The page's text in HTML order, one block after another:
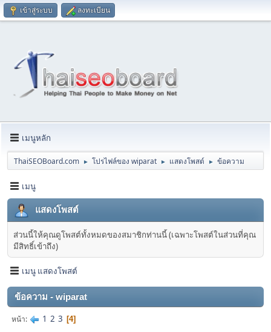
เข้าสู่ระบบ ลงทะเบียน
เมนูหลัก
ThaiSEOBoard.com ► โปรไฟล์ของ wiparat ► แสดงโพสต์ ► ข้อความ
เมนู
แสดงโพสต์
ส่วนนี้ให้คุณดูโพสต์ทั้งหมดของสมาชิกท่านนี้ (เฉพาะโพสต์ในส่วนที่คุณ
มีสิทธิ์เข้าถึง)
เมนู แสดงโพสต์
ข้อความ - wiparat
หน้า 1 2 3 4